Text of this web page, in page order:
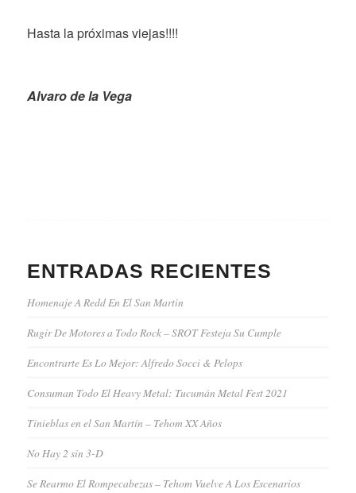
Hasta la próximas viejas!!!!
Alvaro de la Vega
ENTRADAS RECIENTES
Homenaje A Redd En El San Martin
Rugir De Motores a Todo Rock – SROT Festeja Su Cumple
Encontrarte Es Lo Mejor: Alfredo Socci & Pelops
Consuman Todo El Heavy Metal: Tucumán Metal Fest 2021
Tinieblas en el San Martín – Tehom XX Años
No Hay 2 sin 3-D
Se Rearmo El Rompecabezas – Tehom Vuelve A Los Escenarios